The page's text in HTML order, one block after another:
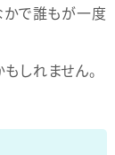
かで誰もが一度
しれません。